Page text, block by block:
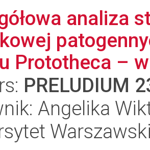
analiza
Prototheca –
PRELUDIUM
Angelika